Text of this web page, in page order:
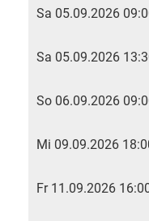
Sa 05.09.2026
Sa 05.09.2026
So 06.09.2026
Mi 09.09.2026
Fr 11.09.2026